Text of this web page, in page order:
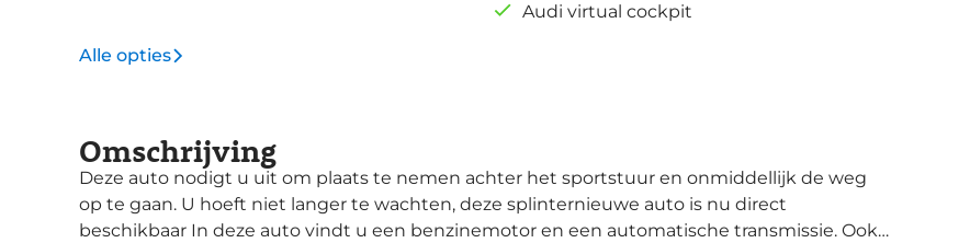
Audi virtual cockpit
Alle opties
Omschrijving
Deze auto nodigt u uit om plaats te nemen achter het sportstuur en onmiddellijk de weg
op te gaan. U hoeft niet langer te wachten, deze splinternieuwe auto is nu direct
beschikbaar In deze auto vindt u een benzinemotor en een automatische transmissie. Ook